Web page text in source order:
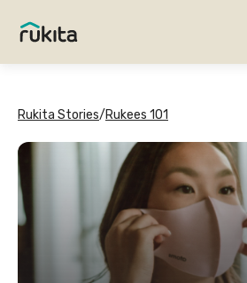
Rukita Stories/Rukees 101